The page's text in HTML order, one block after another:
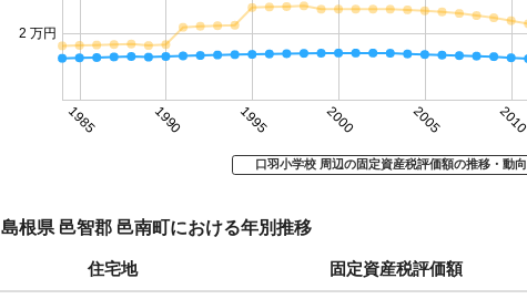
1985 1990 1995 2000 2005 2010
2 万円
口羽小学校 周辺の固定資産税評価額の推移・動向
島根県 邑智郡 邑南町における年別推移
住宅地 固定資産税評価額